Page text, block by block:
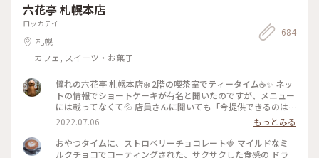
らの100万ドルの夜景🌃✨ これがなんと…食事の予約を19時に
してたので 日が暮れる前に函館山を下山という悲しい結果に
😭 食事の後また行こうか？とも考えたのですが… お酒がすす
み過ぎて外出出来ませんでした🤪 ＊ #
ちいさな列車旅
スティックも可愛くて、インテリアとして置いておけるのと、
挿すだけでお気に入りの香りが楽しめるところが素敵でした🪴
香りは旅の思い出としてお土産にするのも良いなと思い、お気
サリーも、色や形ひとつひとつに違う味が出ていて、どれを選
ぼうか凄く悩ましかったです、、🥹 旅の思い出に出会えた素敵
な場所でした🧸 📷2025.08.07 #一人旅#夏旅#ゆるり夏時間#北
海道#函館市#函館#函館駅#ベイエリア#金森赤レンガ倉庫#赤
レンガ倉庫#函館煉瓦工場#金森赤レンガ倉庫店#赤瓦#コース
ター#アロマ#アロマグッズ#香り#旅の思い出#ハンドメイドア
クセサリー#アクセサリー#ハンドメイド#ガラス製品#食器#函
六花亭 札幌本店
ロッカテイ
札幌
カフェ, スイーツ・お菓子
684
憧れの六花亭 札幌本店❄️ 2階の喫茶室でティータイム☕️✨ ネッ
トの情報でショートケーキが有名と聞いたのですが、メニュー
には載ってなくて💦 店員さんに聞いても「今提供できるのは
メニューにあるものだけです」と言われたのでプディングケー
キにしてみました🍮 しっかりとした固めプリンが食べ応えバ
ツグン😋 やっぱり六花亭はプリンも美味しい💕 喫茶室を満喫
することができて良かったのですが、店舗限定のマルセイアイ
2022.07.06
もっとみる
おやつタイムに、ストロベリーチョコレート🍓 マイルドなミ
ルクチョコでコーティングされた、サクサクした食感の ドラ